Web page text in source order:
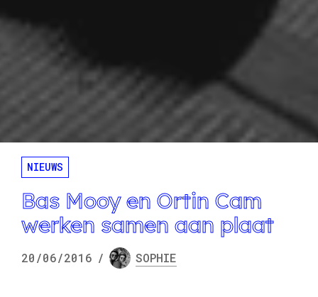
NIEUWS
Bas Mooy en Ortin Cam
werken samen aan plaat
20/06/2016 / SOPHIE